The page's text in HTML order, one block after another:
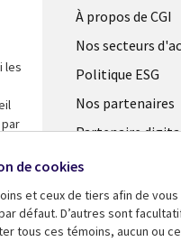
les
Useful
links
FRANCE
À propos de CGI
Nos secteurs
Politique ESG
Nos partenaires
Partenaire
Fusions
de cookies
et ceux de tiers afin de
défaut. D’autres sont
tous ces témoins, aucun ou